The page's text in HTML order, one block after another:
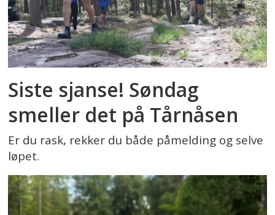
Siste sjanse! Søndag
smeller det på Tårnåsen
Er du rask, rekker du både påmelding og selve
løpet.